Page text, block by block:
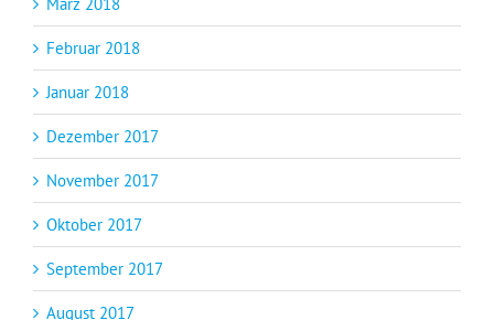
März 2018
Februar 2018
Januar 2018
Dezember 2017
November 2017
Oktober 2017
September 2017
August 2017